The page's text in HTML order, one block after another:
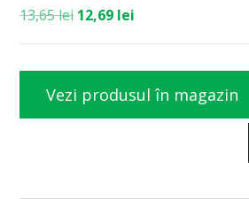
13,65lei 12,69 lei
Vezi produsul în magazin